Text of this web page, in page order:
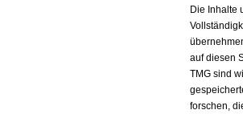
Die Inhalte
auf diesen
TMG sind
forschen,